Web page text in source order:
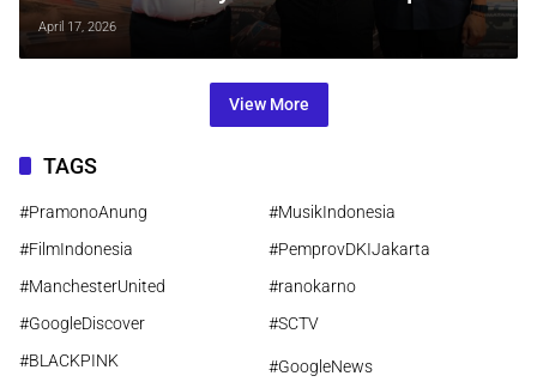
Pertama di Asia Tenggara
April 17, 2026
View More
TAGS
#PramonoAnung
#MusikIndonesia
#FilmIndonesia
#PemprovDKIJakarta
#ManchesterUnited
#ranokarno
#GoogleDiscover
#SCTV
#BLACKPINK
#GoogleNews